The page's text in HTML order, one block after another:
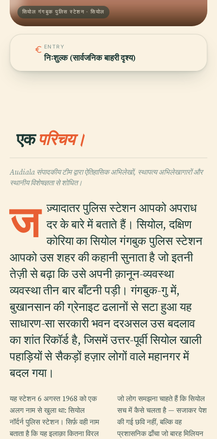
सियोल गंगबुक पुलिस स्टेशन · सियोल
ENTRY
निःशुल्क (सार्वजनिक बाहरी दृश्य)
एकपरिचय।
Audiala संपादकीय टीम द्वारा ऐतिहासिक अभिलेखों, स्थापत्य अभिलेखागारों और
स्थानीय विशेषज्ञता से शोधित।
ज ज़्यादातर पुलिस स्टेशन आपको अपराध
दर के बारे में बताते हैं। सियोल, दक्षिण
कोरिया का सियोल गंगबुक पुलिस स्टेशन
आपको उस शहर की कहानी सुनाता है जो इतनी
तेज़ी से बढ़ा कि उसे अपनी क़ानून-व्यवस्था
व्यवस्था तीन बार बाँटनी पड़ी। गंगबुक-गु में,
बुखानसान की ग्रेनाइट ढलानों से सटा हुआ यह
साधारण-सा सरकारी भवन दरअसल उस बदलाव
का शांत रिकॉर्ड है, जिसमें उत्तर-पूर्वी सियोल खाली
पहाड़ियों से सैकड़ों हज़ार लोगों वाले महानगर में
बदल गया।
यह स्टेशन 6 अगस्त 1968 को एक
अलग नाम से खुला था: सियोल
नॉर्दर्न पुलिस स्टेशन। सिर्फ़ वही नाम
बताता है कि यह इलाक़ा कितना विरल
जो लोग समझना चाहते हैं कि सियोल
सच में कैसे चलता है — सजाकर पेश
की गई छवि नहीं, बल्कि वह
प्रशासनिक ढाँचा जो बारह मिलियन